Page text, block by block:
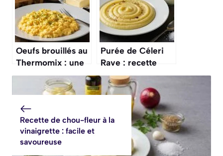
Oeufs brouillés au
Thermomix : une
recette facile et
Purée de Céleri
Rave : recette
Facile et
Délicieuse
Recette de chou-fleur à la
vinaigrette : facile et
savoureuse